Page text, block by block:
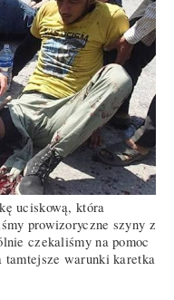
uciskową, która
prowizoryczne szyny z
czekaliśmy na pomoc
tamtejsze warunki karetka